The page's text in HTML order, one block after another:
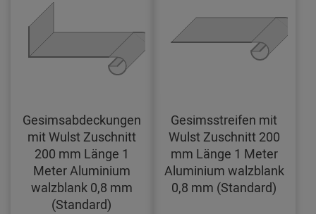
Gesimsabdeckungen
mit Wulst Zuschnitt
200 mm Länge 1
Meter Aluminium
walzblank 0,8 mm
(Standard)
Gesimsstreifen mit
Wulst Zuschnitt 200
mm Länge 1 Meter
Aluminium walzblank
0,8 mm (Standard)